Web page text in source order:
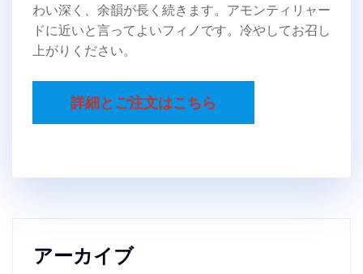
わい深く、余韻が長く続きます。アモンティリャー
ドに近いと言ってよいフィノです。冷やしてお召し
上がりください。
詳細とご注文はこちら
アーカイブ